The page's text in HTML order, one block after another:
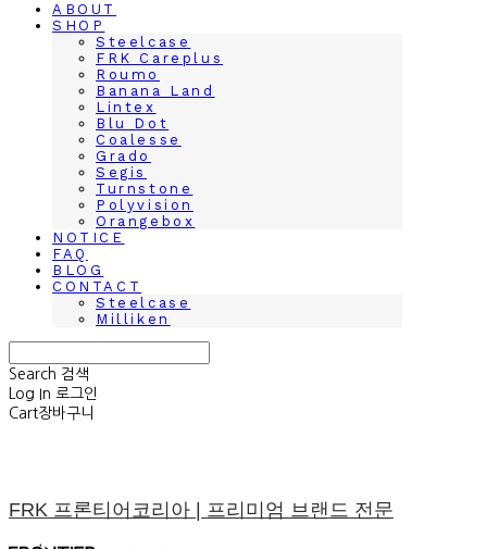
ABOUT
SHOP
Steelcase
FRK Careplus
Roumo
Banana Land
Lintex
Blu Dot
Coalesse
Grado
Segis
Turnstone
Polyvision
Orangebox
NOTICE
FAQ
BLOG
CONTACT
Steelcase
Milliken
Search 검색
Log In 로그인
Cart장바구니
FRK 프론티어코리아 | 프리미엄 브랜드 전문